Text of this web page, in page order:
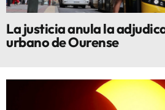
La justicia anula la
urbano de Ourense